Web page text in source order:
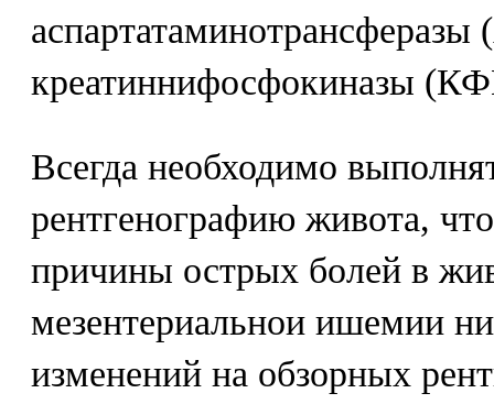
аспартатаминотрансферазы
креатиннифосфокиназы
Всегда необходимо
рентгенографию живота,
причины острых болей в
мезентериальнои ишемии
изменений на обзорных